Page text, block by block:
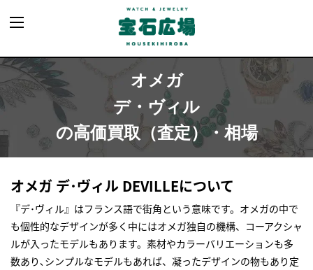
オメガ
デ・ヴィル
の高価買取（査定）・相場
オメガ デ･ヴィル DEVILLEについて
『デ･ヴィル』はフランス語で街角という意味です。オメガの中で
も個性的なデザインが多く中にはオメガ独自の機構、コーアクシャ
ルが入ったモデルもあります。素材やカラーバリエーションも多
数あり､シンプルなモデルもあれば、凝ったデザインの物もあり定